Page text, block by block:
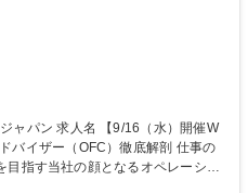
（水）開催W
ザー（OFC）徹底解剖 仕事の
指す当社の顔となるオペレーショ
）の仕事・働き方の徹底解剖！ こ